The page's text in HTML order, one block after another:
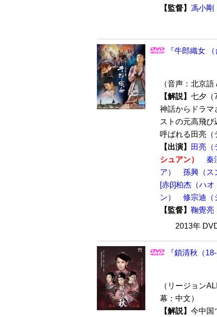
【監督】 馮小剛
『牛郎織女
（音声：北京
【解説】 七夕（
神話からドラマ
ストの元高飛
呼ばれる田亮（
【出演】
田亮（
シュアン）
秦
ア）
孫興（ス
[赤β]柏杰（ハ
ン）
修宗迪（
【監督】 鞠覺亮
2013年
『鎖清秋（
（リージョン
幕：中文）
【解説】 今中国